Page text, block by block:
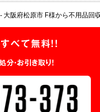
大阪府松原市 F様から不用品回
べて無料!!
分・お引き取り！